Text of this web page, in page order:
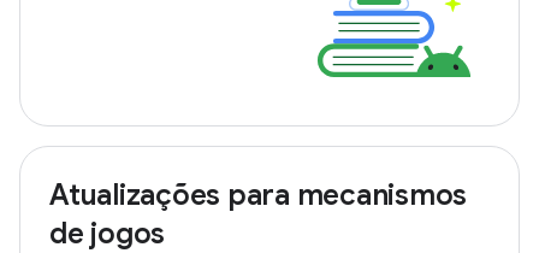
Atualizações para mecanismos
de jogos